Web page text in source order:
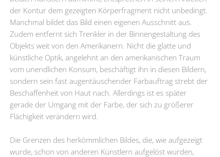
der Kontur dem gezeigten Körperfragment nicht unbedingt.
Manchmal bildet das Bild einen eigenen Ausschnitt aus.
Zudem entfernt sich Trenkler in der Binnengestaltung des
Objekts weit von den Amerikanern. Nicht die glatte und
künstliche Optik, angelehnt an den amerikanischen Traum
vom unendlichen Konsum, beschäftigt ihn in diesen Bildern,
sondern sein fast augentäuschender Farbauftrag strebt der
Beschaffenheit von Haut nach. Allerdings ist es später
gerade der Umgang mit der Farbe, der sich zu größerer
Flächigkeit verändern wird.
Die Grenzen des herkömmlichen Bildes, die, wie aufgezeigt
wurde, schon von anderen Künstlern aufgelöst wurden,